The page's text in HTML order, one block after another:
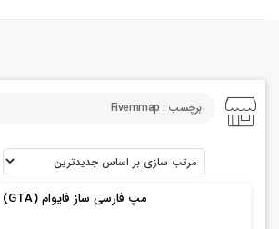
برچسب : Fivemmap
مپ فارسی ساز فایوام (GTA)